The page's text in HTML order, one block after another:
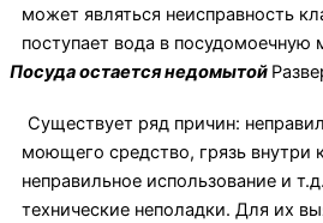
может являться неисправность
поступает вода в посудомоечную
Посуда остается недомытой
Существует ряд причин:
моющего средство, грязь внутри
неправильное использование и
технические неполадки. Для их